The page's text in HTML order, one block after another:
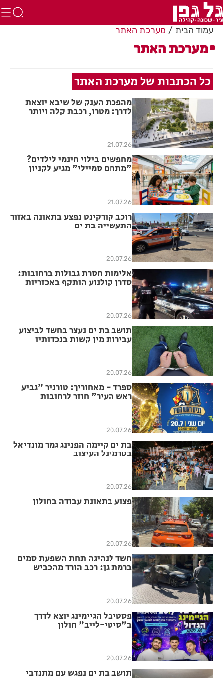
עמוד הבית מערכת האתר
מערכת האתר
כל הכתבות של מערכת האתר
מהפכת הענק של שיבא יוצאת
לדרך: מטרו, רכבת קלה ויותר
21.07.26
מחפשים בילוי חינמי לילדים?
"מתחם סמיילי" מגיע לקניון
21.07.26
רוכב קורקינט נפצע בתאונה באזור
התעשייה בת ים
20.07.26
אלימות חסרת גבולות ברחובות:
סדרן קולנוע הותקף באכזריות
20.07.26
תושב בת ים נעצר בחשד לביצוע
עבירות מין קשות בנכדותיו
20.07.26
ספרד - מאחוריך: טורניר "גביע
ראש העיר" חוזר לרחובות
20.07.26
בת ים קיימה הפנינג גמר מונדיאל
בטרמינל העיצוב
20.07.26
פצוע בתאונת עבודה בחולון
20.07.26
חשד לנהיגה תחת השפעת סמים
ברמת גן: רכב הורד מהכביש
20.07.26
פסטיבל הגיימינג יוצא לדרך
ב"סיטי-לייב" חולון
20.07.26
תושב בת ים נפגש עם מתנדבי